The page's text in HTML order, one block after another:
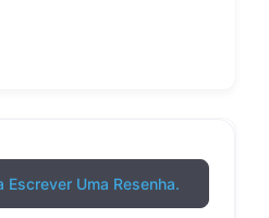
Escrever Uma Resenha.